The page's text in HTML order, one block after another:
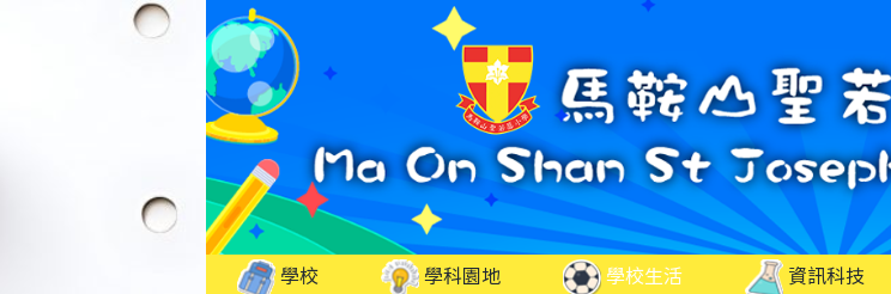
學校 學科園地 學校生活 資訊科技